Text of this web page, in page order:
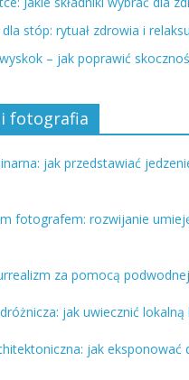
stóp: rytuał zdrowia i
– jak poprawić
i fotografia
jak przedstawiać
fotografem: rozwijanie
za pomocą
jak uwiecznić lokalną
jak eksponować